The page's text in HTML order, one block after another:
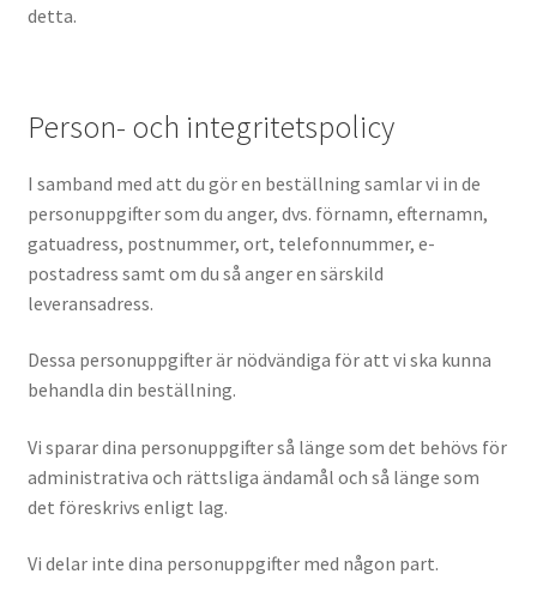
detta.
Person- och integritetspolicy
I samband med att du gör en beställning samlar vi in de
personuppgifter som du anger, dvs. förnamn, efternamn,
gatuadress, postnummer, ort, telefonnummer, e-
postadress samt om du så anger en särskild
leveransadress.
Dessa personuppgifter är nödvändiga för att vi ska kunna
behandla din beställning.
Vi sparar dina personuppgifter så länge som det behövs för
administrativa och rättsliga ändamål och så länge som
det föreskrivs enligt lag.
Vi delar inte dina personuppgifter med någon part.